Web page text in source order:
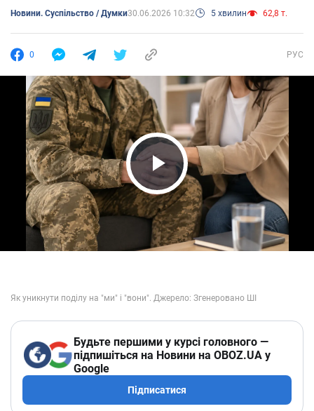
Новини. Суспільство / Думки30.06.2026 10:32 5 хвилин 62,8 т.
0 РУС
Play Video
Будьте першими у курсі головного —
підпишіться на Новини на OBOZ.UA у
Google
Підписатися